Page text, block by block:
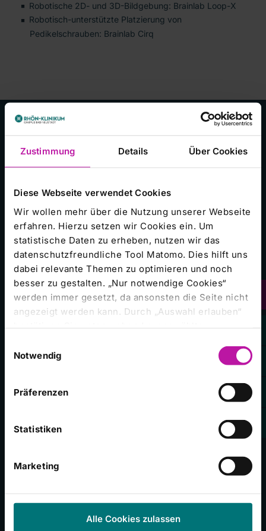
Zustimmung Details Über Cookies
Diese Webseite verwendet Cookies
Wir wollen mehr über die Nutzung unserer Webseite
erfahren. Hierzu setzen wir Cookies ein. Um
statistische Daten zu erheben, nutzen wir das
datenschutzfreundliche Tool Matomo. Dies hilft uns
dabei relevante Themen zu optimieren und noch
besser zu gestalten. „Nur notwendige Cookies“
werden immer gesetzt, da ansonsten die Seite nicht
angezeigt werden kann. Durch „Auswahl erlauben“
bestätigen Sie entsprechend ausgewählte
erlauben Sie alle eingesetzten Cookies. Sie können
Ihre
Einstellungen anpassen. Weitere Informationen
finden Sie auch in unserer
Datenschutzerklärung
Notwendig
Präferenzen
Statistiken
Marketing
Alle Cookies zulassen
Robotische 2D- und 3D-Bildgebung: Brainlab Loop-X
Robotisch-unterstützte Platzierung von
Pedikelschrauben: Brainlab Cirq
Kliniken im Konzern
RHÖN-KLINIKUM Campus Bad Neustadt
Klinikum Frankfurt (Oder)
Universitätsklinikum Gießen und Marburg
Zentralklinik Bad Berka
Häufig besuchte Seiten
Presseinformationen
Veranstaltungen